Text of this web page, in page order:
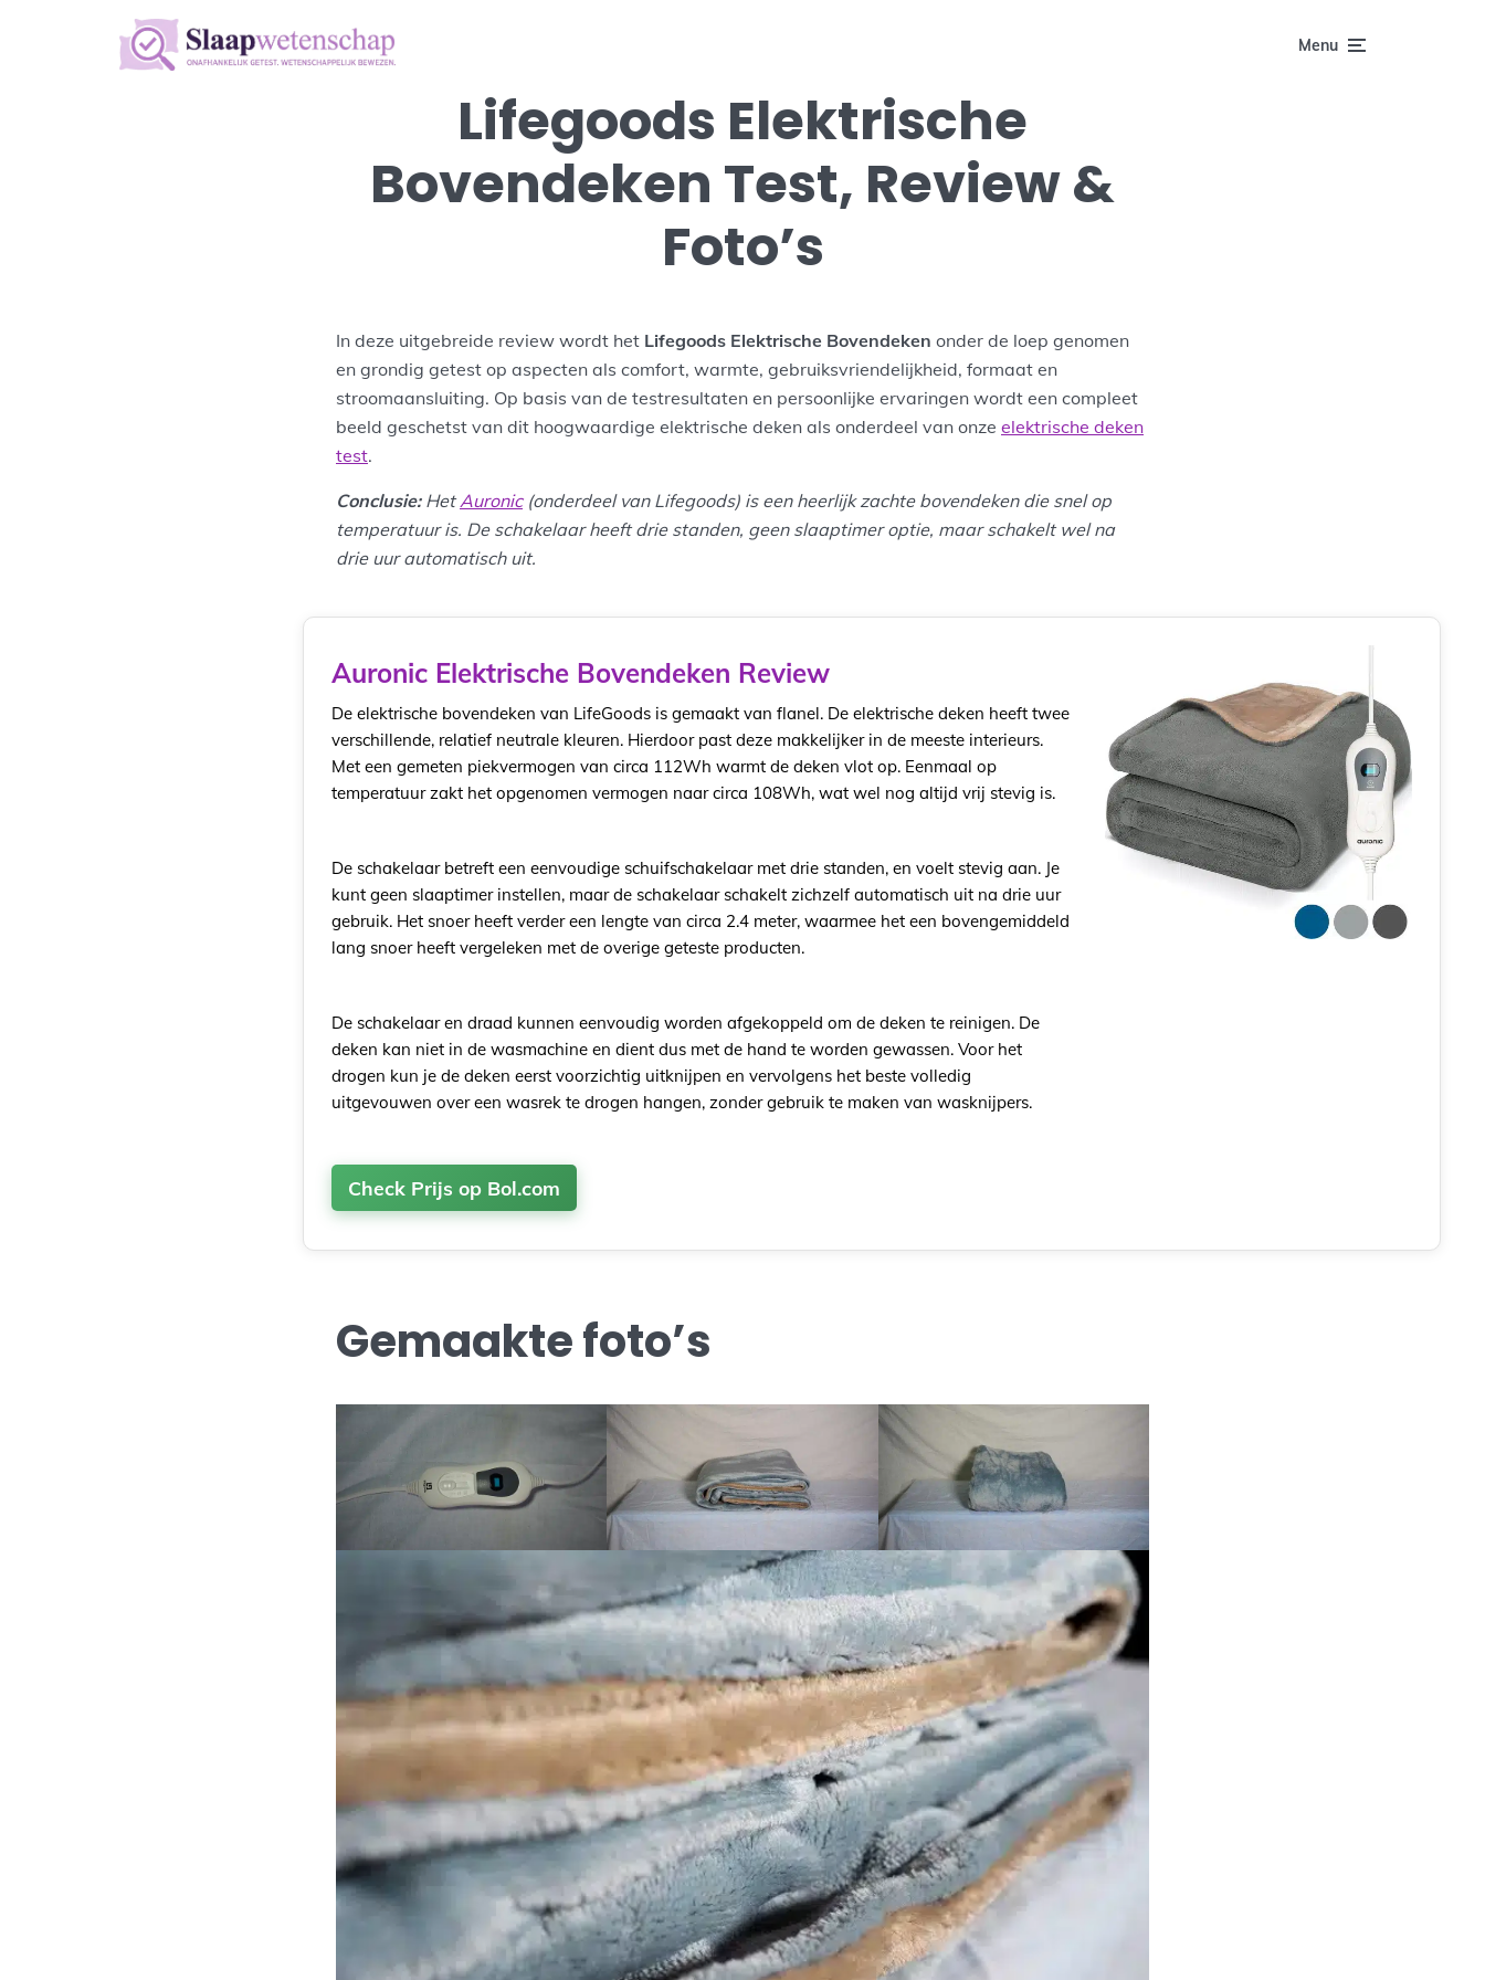
Menu
Lifegoods Elektrische
Bovendeken Test, Review &
Foto’s
In deze uitgebreide review wordt het Lifegoods Elektrische Bovendeken onder de loep genomen
en grondig getest op aspecten als comfort, warmte, gebruiksvriendelijkheid, formaat en
stroomaansluiting. Op basis van de testresultaten en persoonlijke ervaringen wordt een compleet
beeld geschetst van dit hoogwaardige elektrische deken als onderdeel van onze elektrische deken
test.
Conclusie: HetAuronic(onderdeel van Lifegoods) is een heerlijk zachte bovendeken die snel op
temperatuur is. De schakelaar heeft drie standen, geen slaaptimer optie, maar schakelt wel na
drie uur automatisch uit.
Auronic Elektrische Bovendeken Review
De elektrische bovendeken van LifeGoods is gemaakt van flanel. De elektrische deken heeft twee
verschillende, relatief neutrale kleuren. Hierdoor past deze makkelijker in de meeste interieurs.
Met een gemeten piekvermogen van circa 112Wh warmt de deken vlot op. Eenmaal op
temperatuur zakt het opgenomen vermogen naar circa 108Wh, wat wel nog altijd vrij stevig is.
De schakelaar betreft een eenvoudige schuifschakelaar met drie standen, en voelt stevig aan. Je
kunt geen slaaptimer instellen, maar de schakelaar schakelt zichzelf automatisch uit na drie uur
gebruik. Het snoer heeft verder een lengte van circa 2.4 meter, waarmee het een bovengemiddeld
lang snoer heeft vergeleken met de overige geteste producten.
De schakelaar en draad kunnen eenvoudig worden afgekoppeld om de deken te reinigen. De
deken kan niet in de wasmachine en dient dus met de hand te worden gewassen. Voor het
drogen kun je de deken eerst voorzichtig uitknijpen en vervolgens het beste volledig
uitgevouwen over een wasrek te drogen hangen, zonder gebruik te maken van wasknijpers.
Check Prijs op Bol.com
Gemaakte foto’s